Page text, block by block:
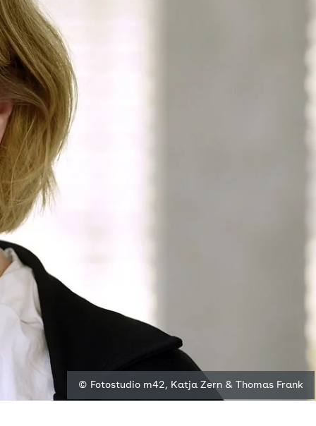
© Fotostudio m42, Katja Zern & Thomas Frank